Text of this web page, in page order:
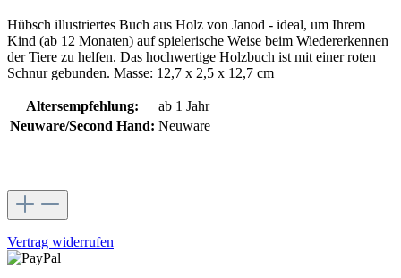
Hübsch illustriertes Buch aus Holz von Janod - ideal, um Ihrem
Kind (ab 12 Monaten) auf spielerische Weise beim Wiedererkennen
der Tiere zu helfen. Das hochwertige Holzbuch ist mit einer roten
Schnur gebunden. Masse: 12,7 x 2,5 x 12,7 cm
Altersempfehlung:
ab 1 Jahr
Neuware/Second Hand: Neuware
Vertrag widerrufen